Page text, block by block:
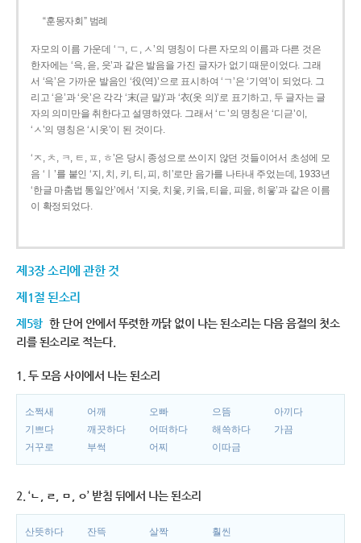
“훈몽자회” 범례
자모의 이름 가운데 ‘ㄱ, ㄷ, ㅅ’의 명칭이 다른 자모의 이름과 다른 것은
한자에는 ‘윽, 읃, 읏’과 같은 발음을 가진 글자가 없기 때문이었다. 그래
서 ‘윽’은 가까운 발음인 ‘役(역)’으로 표시하여 ‘ㄱ’은 ‘기역’이 되었다. 그
리고 ‘읃’과 ‘읏’은 각각 ‘末(귿 말)’과 ‘衣(옷 의)’로 표기하고, 두 글자는 글
자의 의미만을 취한다고 설명하였다. 그래서 ‘ㄷ’의 명칭은 ‘디귿’이,
‘ㅅ’의 명칭은 ‘시옷’이 된 것이다.
‘ㅈ, ㅊ, ㅋ, ㅌ, ㅍ, ㅎ’은 당시 종성으로 쓰이지 않던 것들이어서 초성에 모
음 ‘ㅣ’를 붙인 ‘지, 치, 키, 티, 피, 히’로만 음가를 나타내 주었는데, 1933년
‘한글 마춤법 통일안’에서 ‘지읒, 치읓, 키읔, 티읕, 피읖, 히읗’과 같은 이름
이 확정되었다.
제3장 소리에 관한 것
제1절 된소리
제5항 한 단어 안에서 뚜렷한 까닭 없이 나는 된소리는 다음 음절의 첫소
리를 된소리로 적는다.
1. 두 모음 사이에서 나는 된소리
소쩍새 어깨 오빠 으뜸
아끼다
기쁘다
깨끗하다 어떠하다 해쓱하다
가끔
거꾸로
부썩 어찌 이따금
2. ‘ㄴ, ㄹ, ㅁ, ㅇ’ 받침 뒤에서 나는 된소리
산뜻하다 잔뜩 살짝
훨씬